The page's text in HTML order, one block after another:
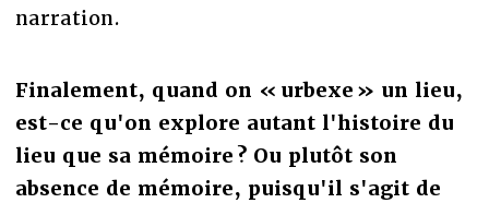
narration.
Finalement, quand on « urbexe » un lieu,
est-ce qu'on explore autant l'histoire du
lieu que sa mémoire ? Ou plutôt son
absence de mémoire, puisqu'il s'agit de